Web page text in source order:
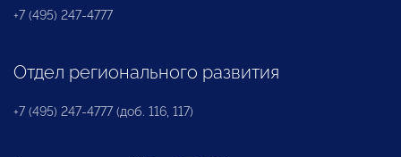
+7 (495) 247-4777
Отдел регионального развития
+7 (495) 247-4777 (доб. 116, 117)